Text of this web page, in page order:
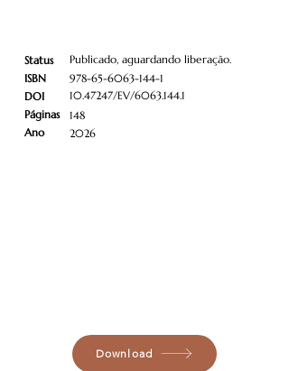
Status
ISBN
DOI
Páginas
Ano
Publicado, aguardando liberação.
978-65-6063-144-1
10.47247/EV/6063.144.1
148
2026
Download